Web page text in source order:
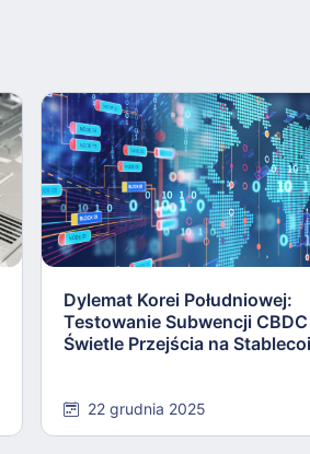
Dylemat Korei Południowej:
Testowanie Subwencji
Świetle Przejścia na
22 grudnia 2025